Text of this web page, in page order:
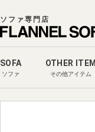
ソファ専門店
SOFA
ソファ
OTHER ITEM
その他アイテム